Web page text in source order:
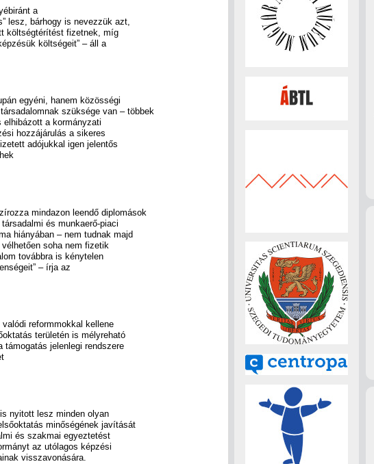
a
lesz, bárhogy is nevezzük azt,
költségtérítést fizetnek, míg
költségeit” – áll a
egyéni, hanem közösségi
szüksége van – többek
elhibázott a kormányzati
hozzájárulás a sikeres
adójukkal igen jelentős
mindazon leendő diplomások
és munkaerő-piaci
hiányában – nem tudnak majd
soha nem fizetik
továbbra is kénytelen
– írja az
reformmokkal kellene
területén is mélyreható
jelenlegi rendszere
nyitott lesz minden olyan
minőségének javítását
és szakmai egyeztetést
az utólagos képzési
visszavonására.